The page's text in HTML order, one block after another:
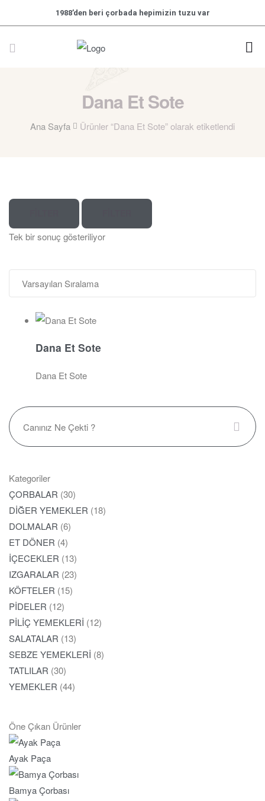
1988’den beri çorbada hepimizin tuzu var
Dana Et Sote
Ana Sayfa Ürünler “Dana Et Sote” olarak etiketlendi
Tek bir sonuç gösteriliyor
Dana Et Sote
Dana Et Sote
Kategoriler
ÇORBALAR (30)
DİĞER YEMEKLER (18)
DOLMALAR (6)
ET DÖNER (4)
İÇECEKLER (13)
IZGARALAR (23)
KÖFTELER (15)
PİDELER (12)
PİLİÇ YEMEKLERİ (12)
SALATALAR (13)
SEBZE YEMEKLERİ (8)
TATLILAR (30)
YEMEKLER (44)
Öne Çıkan Ürünler
Ayak Paça
Bamya Çorbası